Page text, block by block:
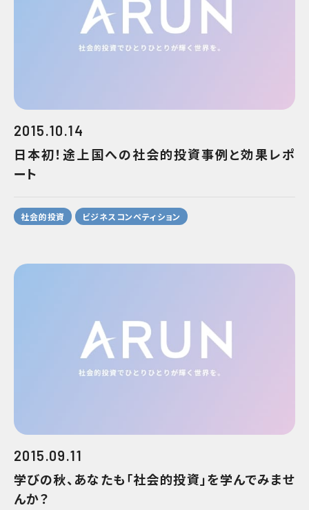
2015.10.14
日本初！途上国への社会的投資事例と効果レポ
ート
社会的投資 ビジネスコンペティション
2015.09.11
学びの秋、あなたも「社会的投資」を学んでみませ
んか？